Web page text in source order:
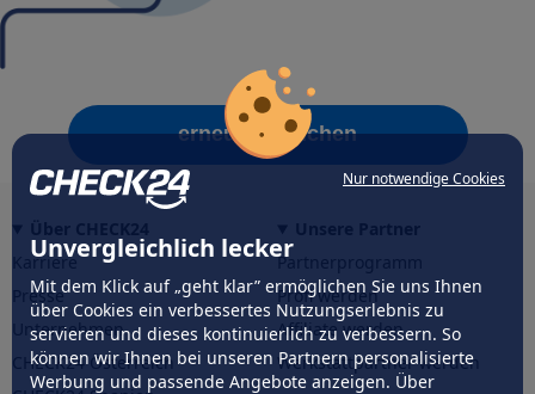
Nur notwendige Cookies
Unvergleichlich lecker
Mit dem Klick auf „geht klar” ermöglichen Sie uns Ihnen
über Cookies ein verbessertes Nutzungserlebnis zu
servieren und dieses kontinuierlich zu verbessern. So
können wir Ihnen bei unseren Partnern personalisierte
Werbung und passende Angebote anzeigen. Über
erneut versuchen
Karriere
Presse
Unternehmen
CHECK24 Österreich
Partnerprogramm
Profi werden
Affiliate werden
Werkstattpartner werden